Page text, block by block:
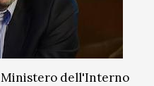
Ministero dell'Interno